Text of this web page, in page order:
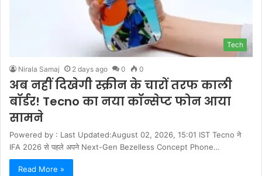
Tech
Nirala Samaj 2 days ago 0 0
अब नहीं दिखेगी स्क्रीन के चारों तरफ काली
बॉर्डर! Tecno का नया कॉन्सेप्ट फोन आया
सामने
Powered by : Last Updated:August 02, 2026, 15:01 IST Tecno ने
IFA 2026 से पहले अपने Next-Gen Bezelless Concept Phone…
Read More »